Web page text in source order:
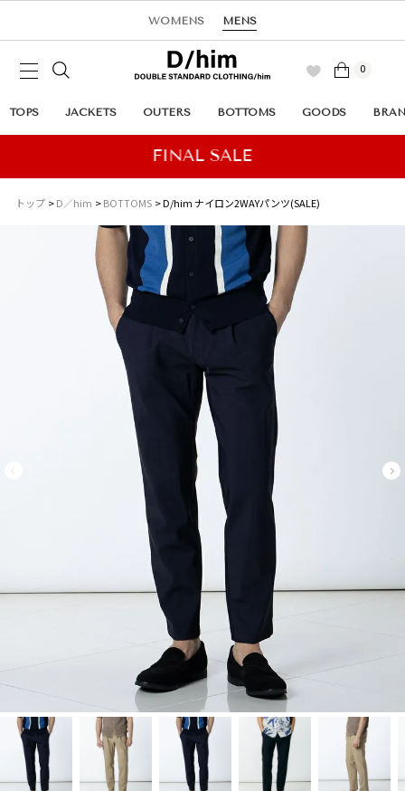
WOMENS MENS
0
TOPS JACKETS OUTERS BOTTOMS GOODS
トップ D／him BOTTOMS D/him ナイロン2WAYパンツ(SALE)